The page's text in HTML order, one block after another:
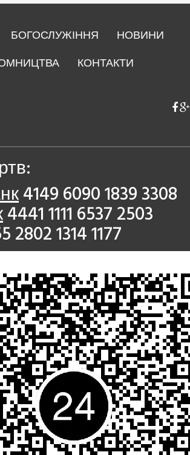
БОГОСЛУЖІННЯ
НОВИНИ
КОНТАКТИ
4149 6090 1839 3308
4441 1111 6537 2503
2802 1314 1177